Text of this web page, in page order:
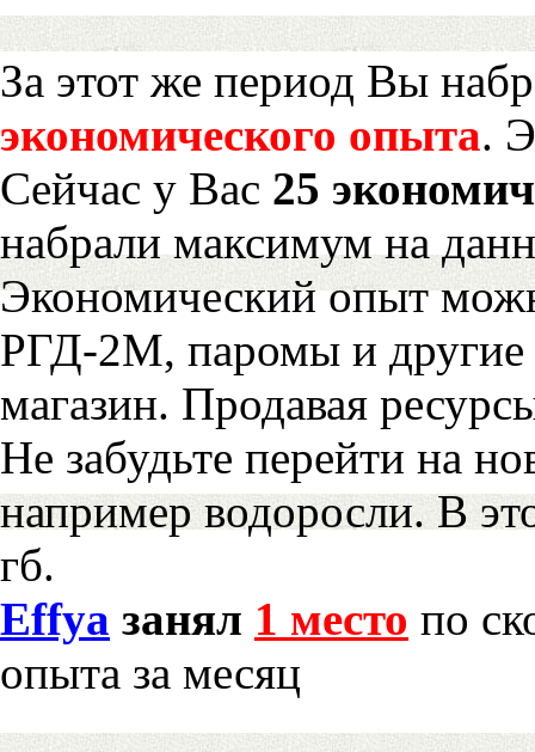
За этот же период Вы
экономического опыта.
Сейчас у Вас 25
набрали максимум на
Экономический опыт
РГД-2М, паромы и другие
магазин. Продавая
Не забудьте перейти на
например водоросли. В
гб.
Effya занял 1 место по
опыта за месяц